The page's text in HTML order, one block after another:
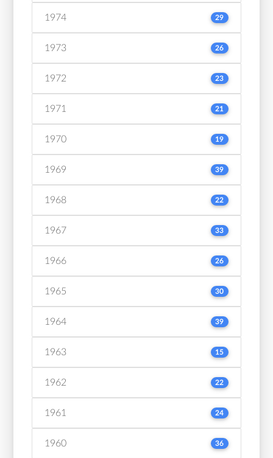
1974 29
1973 26
1972 23
1971 21
1970 19
1969 39
1968 22
1967 33
1966 26
1965 30
1964 39
1963 15
1962 22
1961 24
1960 36